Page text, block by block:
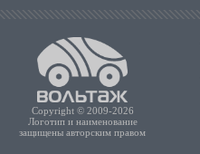
Copyright © 2009-2026
Логотип и наименование
защищены авторским правом